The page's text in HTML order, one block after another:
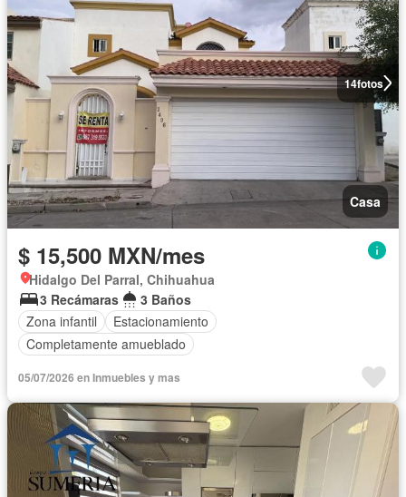
14fotos
Casa
$ 15,500 MXN/mes
Hidalgo Del Parral, Chihuahua
3 Recámaras
3 Baños
Zona infantil
Estacionamiento
Completamente amueblado
05/07/2026 en Inmuebles y mas